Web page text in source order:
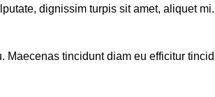
dignissim turpis sit amet, aliquet
tincidunt diam eu efficitur